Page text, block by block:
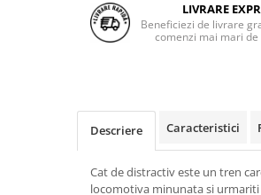
LIVRARE
Beneficiezi de livrare
comenzi mai mari de
Descriere Caracteristici
Cat de distractiv este un tren
locomotiva minunata si